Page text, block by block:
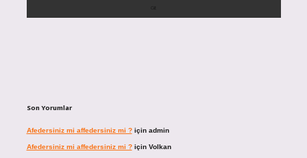
Son Yorumlar
Afedersiniz mi affedersiniz mi ?için admin
Afedersiniz mi affedersiniz mi ?için Volkan